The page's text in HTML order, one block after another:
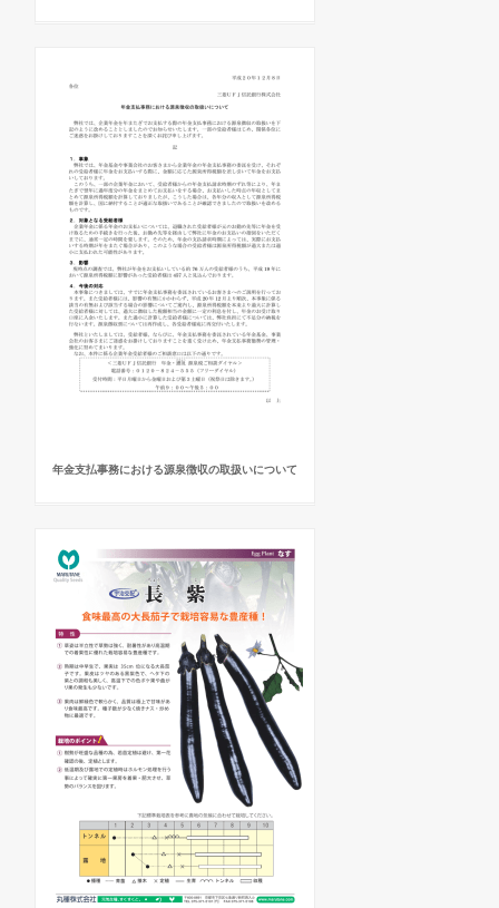
年金支払事務における源泉徴収の取扱いについて